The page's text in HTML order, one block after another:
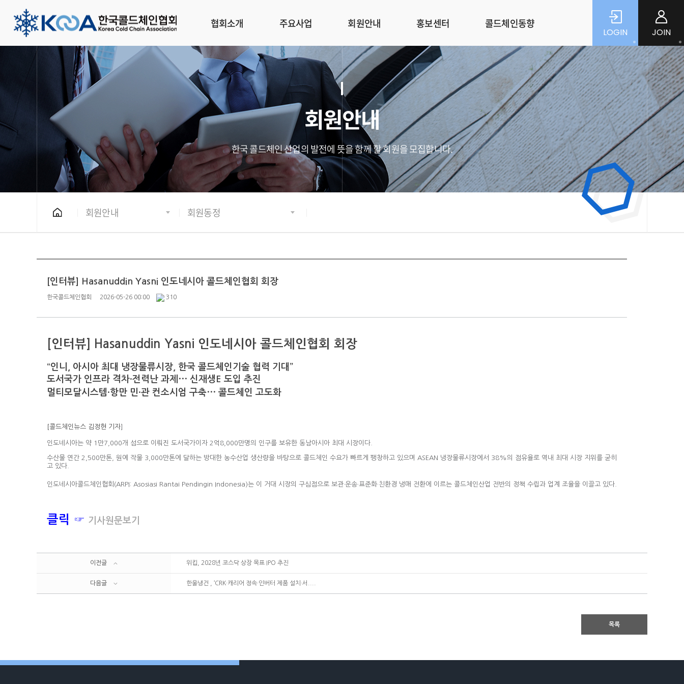
협회소개 주요사업 회원안내 홍보센터 콜드체인동향
LOGIN JOIN
회원안내
한국 콜드체인 산업의 발전에 뜻을 함께 할 회원을 모집합니다.
회원안내 회원동정
[인터뷰] Hasanuddin Yasni 인도네시아 콜드체인협회 회장
한국콜드체인협회 2026-05-26 00:00 310
[인터뷰] Hasanuddin Yasni 인도네시아 콜드체인협회 회장
“인니, 아시아 최대 냉장물류시장, 한국 콜드체인기술 협력 기대”
도서국가 인프라 격차·전력난 과제⋯ 신재생E 도입 추진
멀티모달시스템·항만 민·관 컨소시엄 구축⋯ 콜드체인 고도화
[콜드체인뉴스 김정현 기자]
인도네시아는 약 1만7,000개 섬으로 이뤄진 도서국가이자 2억8,000만명의 인구를 보유한 동남아시아 최대 시장이다.
수산물 연간 2,500만톤, 원예 작물 3,000만톤에 달하는 방대한 농수산업 생산량을 바탕으로 콜드체인 수요가 빠르게 팽창하고 있으며 ASEAN 냉장물류시장에서 38%의 점유율로 역내 최대 시장 지위를 굳히
고 있다.
인도네시아콜드체인협회(ARPI: Asosiasi Rantai Pendingin Indonesia)는 이 거대 시장의 구심점으로 보관·운송·표준화·친환경 냉매 전환에 이르는 콜드체인산업 전반의 정책 수립과 업계 조율을 이끌고 있다.
클릭 ☞ 기사원문보기
이전글 위킵, 2028년 코스닥 상장 목표 IPO 추진
다음글 한울냉건 , ‘CRK·캐리어 정속·인버터 제품 설치·서....
목록